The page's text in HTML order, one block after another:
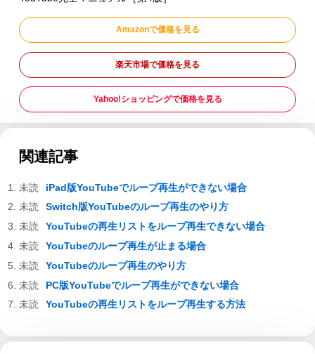
Amazonで価格を見る
楽天市場で価格を見る
Yahoo!ショッピングで価格を見る
関連記事
iPad版YouTubeでループ再生ができない場合
Switch版YouTubeのループ再生のやり方
YouTubeの再生リストをループ再生できない場合
YouTubeのループ再生が止まる場合
YouTubeのループ再生のやり方
PC版YouTubeでループ再生ができない場合
YouTubeの再生リストをループ再生する方法